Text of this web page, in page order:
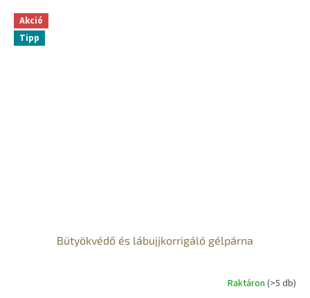
Akció
Tipp
Bütyökvédő és lábujjkorrigáló gélpárna
Raktáron (>5 db)